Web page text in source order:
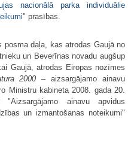
nacionālā parka individuālie
" prasības.
posma daļa, kas atrodas Gaujā no
un Beverīnas novadu augšup
Gaujā, atrodas Eiropas nozīmes
2000 – aizsargājamo ainavu
Ministru kabineta 2008. gada 20.
ainavu apvidus
un izmantošanas noteikumi"